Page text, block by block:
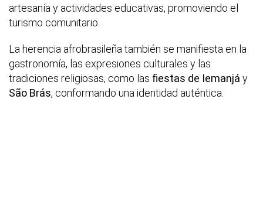
artesanía y actividades educativas, promoviendo el
turismo comunitario.
La herencia afrobrasileña también se manifiesta en la
gastronomía, las expresiones culturales y las
tradiciones religiosas, como las fiestas de Iemanjá y
São Brás, conformando una identidad auténtica.